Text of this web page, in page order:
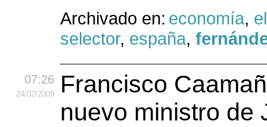
Archivado en: economía,
selector, españa,
07:26
24/02/2009
Francisco
nuevo ministro de